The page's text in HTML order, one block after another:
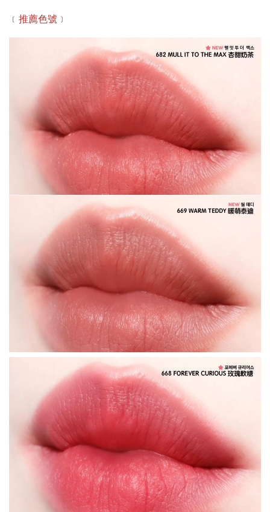
﹝推薦色號﹞